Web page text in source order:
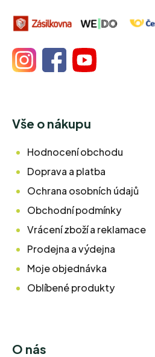
Vše o nákupu
Hodnocení obchodu
Doprava a platba
Ochrana osobních údajů
Obchodní podmínky
Vrácení zboží a reklamace
Prodejna a výdejna
Moje objednávka
Oblíbené produkty
O nás